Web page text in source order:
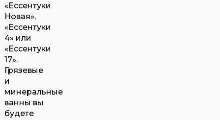
«Ессентуки
Новая»,
«Ессентуки
4» или
«Ессентуки
17».
Грязевые
и
минеральные
ванны вы
будете